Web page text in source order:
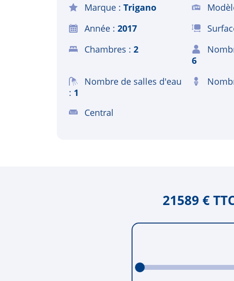
Marque Trigano
Année
2017
Chambres
2
6
Nombre de salles d'eau
1
Central
21589 €